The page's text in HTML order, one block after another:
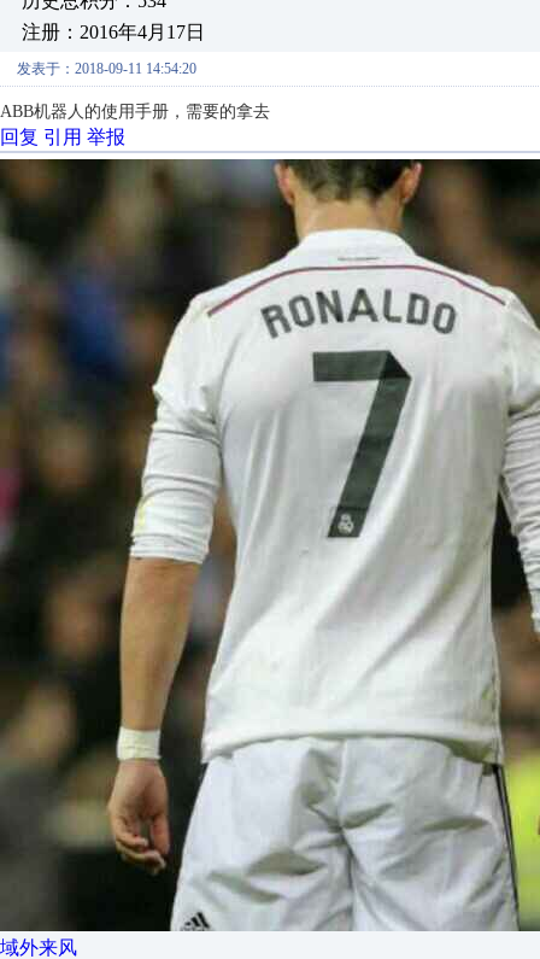
注册：2016年4月17日
发表于：2018-09-11 14:54:20
ABB机器人的使用手册，需要的拿去
回复 引用 举报
域外来风